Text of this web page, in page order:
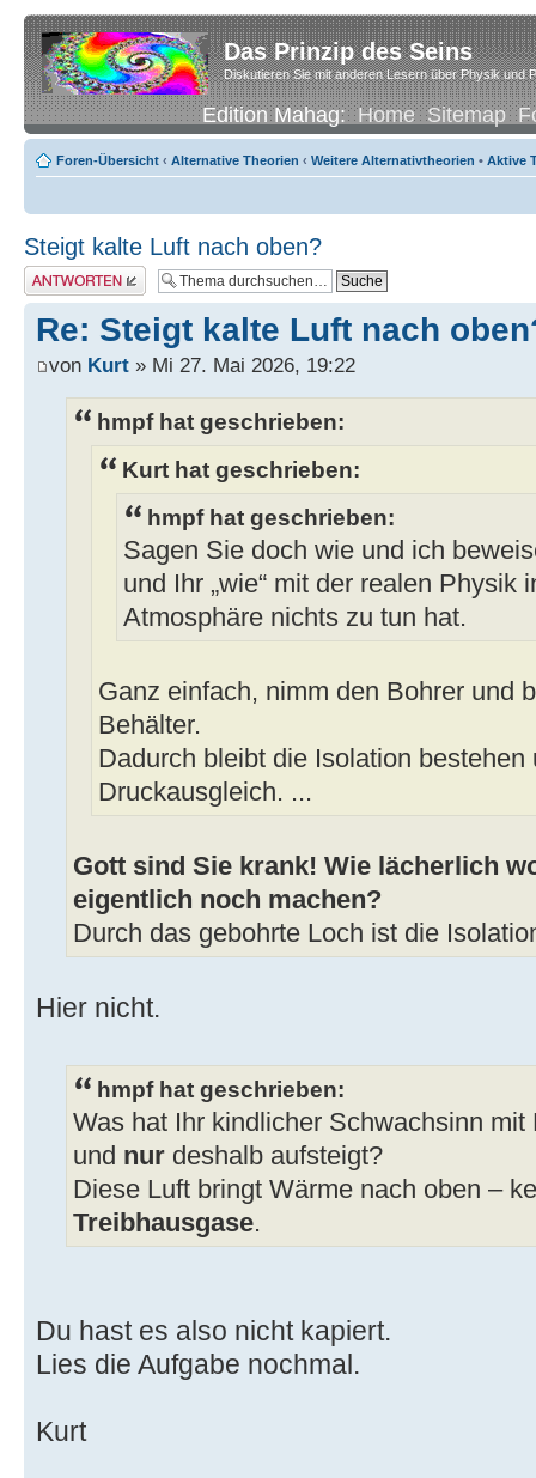
Das Prinzip des Seins
Diskutieren Sie mit anderen Lesern über Physik und
Edition Mahag:Home Sitemap
Foren-Übersicht ‹ Alternative Theorien ‹ Weitere Alternativtheorien • Aktive
Steigt kalte Luft nach oben?
Antwort erstellen
Re: Steigt kalte Luft nach
von Kurt » Mi 27. Mai 2026, 19:22
hmpf hat geschrieben:
Kurt hat geschrieben:
hmpf hat geschrieben:
Sagen Sie doch wie und ich
und Ihr „wie“ mit der realen Physik
Atmosphäre nichts zu tun hat.
Ganz einfach, nimm den Bohrer und
Behälter.
Dadurch bleibt die Isolation bestehen
Druckausgleich. ...
Gott sind Sie krank! Wie lächerlich
eigentlich noch machen?
Durch das gebohrte Loch ist die
Hier nicht.
hmpf hat geschrieben:
Was hat Ihr kindlicher Schwachsinn
und nur deshalb aufsteigt?
Diese Luft bringt Wärme nach oben –
Treibhausgase.
Du hast es also nicht kapiert.
Lies die Aufgabe nochmal.
Kurt